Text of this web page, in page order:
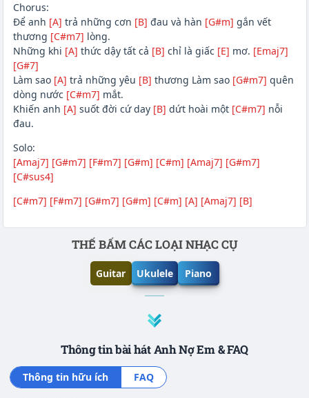
Chorus:
Để anh [A] trả những cơn [B] đau và hàn [G#m] gắn vết
thương [C#m7] lòng.
Những khi [A] thức dậy tất cả [B] chỉ là giấc [E] mơ. [Emaj7]
[G#7]
Làm sao [A] trả những yêu [B] thương Làm sao [G#m7] quên
dòng nước [C#m7] mắt.
Khiến anh [A] suốt đời cứ day [B] dứt hoài một [C#m7] nỗi
đau.
Solo:
[Amaj7] [G#m7] [F#m7] [G#m] [C#m] [Amaj7] [G#m7]
[C#sus4]
[C#m7] [F#m7] [G#m7] [G#m] [C#m] [A] [Amaj7] [B]
Phần nội dungTHẾ BẤM CÁC LOẠI NHẠC CỤ
Guitar Ukulele Piano
Thông tin bài hát Anh Nợ Em & FAQ
Thông tin hữu ích FAQ